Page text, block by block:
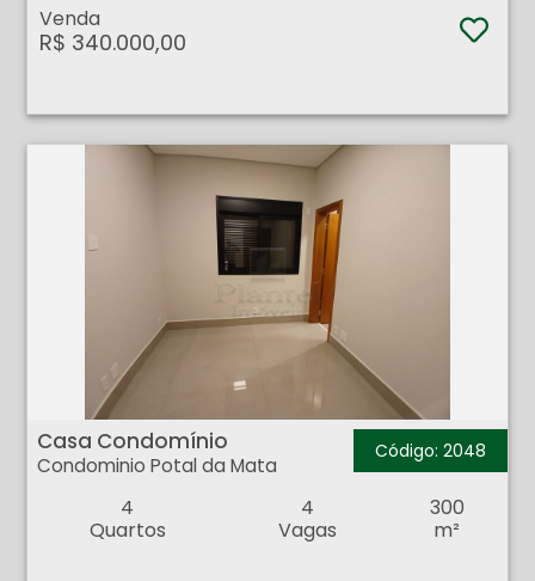
Venda
R$ 340.000,00
Casa Condomínio - Condominio Potal da Mata - Ribeirão Preto
Casa Condomínio
Condominio Potal da Mata
Código: 2048
4
Quartos
4
Vagas
300
m²